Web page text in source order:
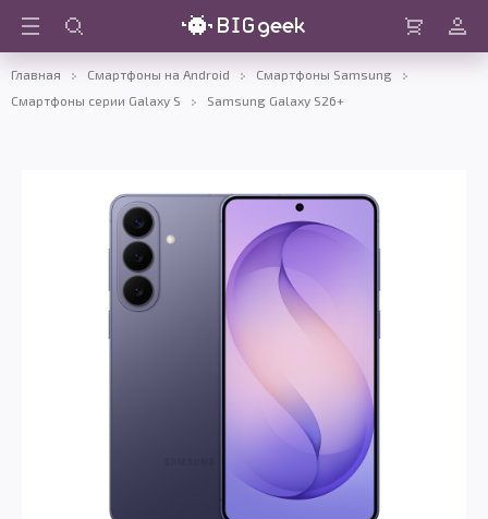
Войти
Главная Смартфоны на Android
Смартфоны Samsung
Смартфоны серии Galaxy S
Samsung Galaxy S26+